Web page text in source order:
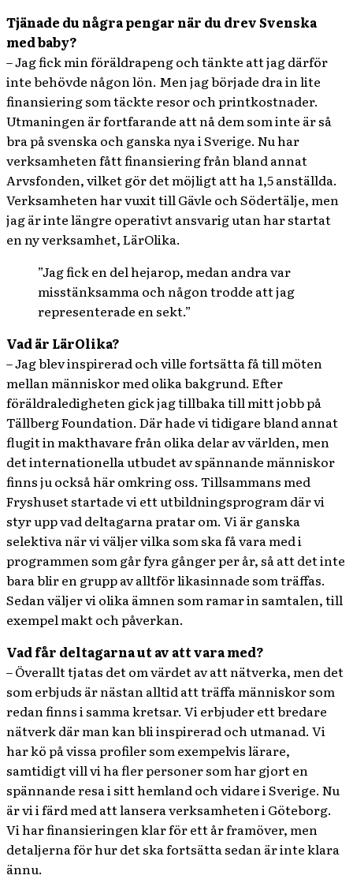
Tjänade du några pengar när du drev Svenska
med baby?
– Jag fick min föräldrapeng och tänkte att jag därför
inte behövde någon lön. Men jag började dra in lite
finansiering som täckte resor och printkostnader.
Utmaningen är fortfarande att nå dem som inte är så
bra på svenska och ganska nya i Sverige. Nu har
verksamheten fått finansiering från bland annat
Arvsfonden, vilket gör det möjligt att ha 1,5 anställda.
Verksamheten har vuxit till Gävle och Södertälje, men
jag är inte längre operativt ansvarig utan har startat
en ny verksamhet, LärOlika.
”Jag fick en del hejarop, medan andra var
misstänksamma och någon trodde att jag
representerade en sekt.”
Vad är LärOlika?
– Jag blev inspirerad och ville fortsätta få till möten
mellan människor med olika bakgrund. Efter
föräldraledigheten gick jag tillbaka till mitt jobb på
Tällberg Foundation. Där hade vi tidigare bland annat
flugit in makthavare från olika delar av världen, men
det internationella utbudet av spännande människor
finns ju också här omkring oss. Tillsammans med
Fryshuset startade vi ett utbildningsprogram där vi
styr upp vad deltagarna pratar om. Vi är ganska
selektiva när vi väljer vilka som ska få vara med i
programmen som går fyra gånger per år, så att det inte
bara blir en grupp av alltför likasinnade som träffas.
Sedan väljer vi olika ämnen som ramar in samtalen, till
exempel makt och påverkan.
Vad får deltagarna ut av att vara med?
– Överallt tjatas det om värdet av att nätverka, men det
som erbjuds är nästan alltid att träffa människor som
redan finns i samma kretsar. Vi erbjuder ett bredare
nätverk där man kan bli inspirerad och utmanad. Vi
har kö på vissa profiler som exempelvis lärare,
samtidigt vill vi ha fler personer som har gjort en
spännande resa i sitt hemland och vidare i Sverige. Nu
är vi i färd med att lansera verksamheten i Göteborg.
Vi har finansieringen klar för ett år framöver, men
detaljerna för hur det ska fortsätta sedan är inte klara
ännu.